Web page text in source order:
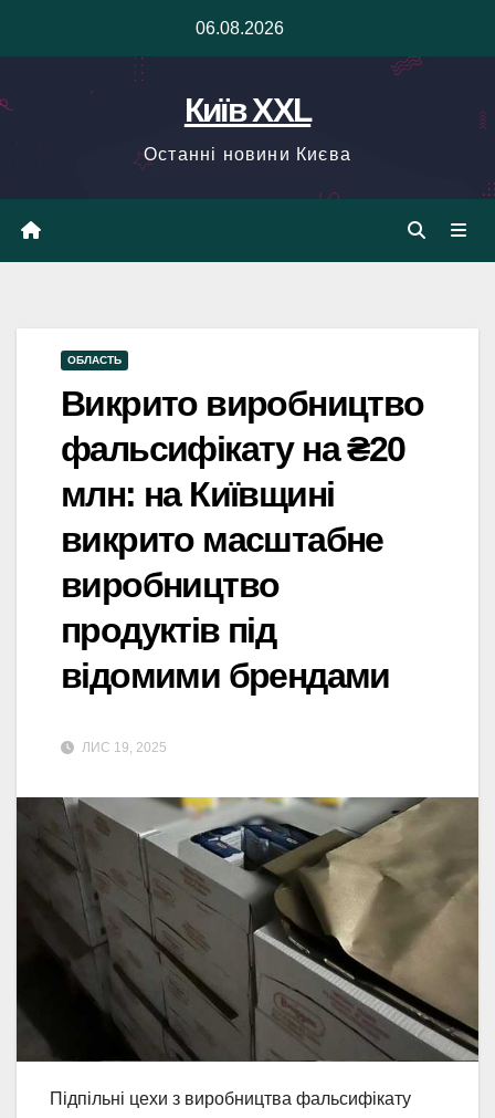
06.08.2026
Київ XXL
Останні новини Києва
ОБЛАСТЬ
Викрито виробництво
фальсифікату на ₴20
млн: на Київщині
викрито масштабне
виробництво
продуктів під
відомими брендами
ЛИС 19, 2025
Підпільні цехи з виробництва фальсифікату